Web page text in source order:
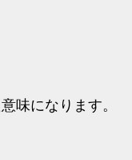
味になります。